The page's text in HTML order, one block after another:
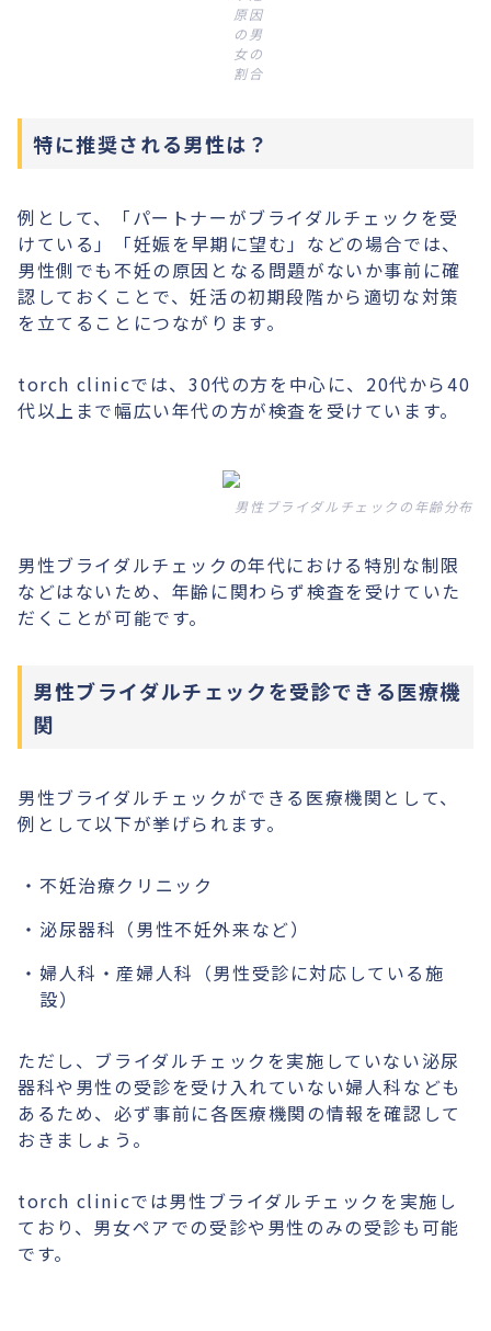
原因
の男
女の
割合
特に推奨される男性は？
例として、「パートナーがブライダルチェックを受
けている」「妊娠を早期に望む」などの場合では、
男性側でも不妊の原因となる問題がないか事前に確
認しておくことで、妊活の初期段階から適切な対策
を立てることにつながります。
torch clinicでは、30代の方を中心に、20代から40
代以上まで幅広い年代の方が検査を受けています。
男性ブライダルチェックの年齢分布
男性ブライダルチェックの年代における特別な制限
などはないため、年齢に関わらず検査を受けていた
だくことが可能です。
男性ブライダルチェックを受診できる医療機
関
男性ブライダルチェックができる医療機関として、
例として以下が挙げられます。
不妊治療クリニック
泌尿器科（男性不妊外来など）
婦人科・産婦人科（男性受診に対応している施
設）
ただし、ブライダルチェックを実施していない泌尿
器科や男性の受診を受け入れていない婦人科なども
あるため、必ず事前に各医療機関の情報を確認して
おきましょう。
torch clinicでは男性ブライダルチェックを実施し
ており、男女ペアでの受診や男性のみの受診も可能
です。